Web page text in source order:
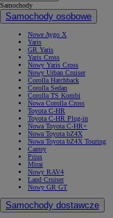
Samochody
Samochody osobowe
Nowe Aygo X
Yaris
GR Yaris
Yaris Cross
Nowy Yaris Cross
Nowy Urban Cruiser
Corolla Hatchback
Corolla Sedan
Corolla TS Kombi
Nowa Corolla Cross
Toyota C-HR
Toyota C-HR Plug-in
Nowa Toyota C-HR+
Nowa Toyota bZ4X
Nowa Toyota bZ4X Touring
Camry
Prius
Mirai
Nowy RAV4
Land Cruiser
Nowy GR GT
Samochody dostawcze